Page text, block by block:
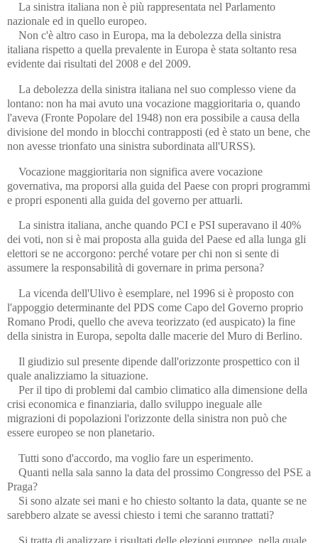
La sinistra italiana non è più rappresentata nel Parlamento
nazionale ed in quello europeo.
Non c'è altro caso in Europa, ma la debolezza della sinistra
italiana rispetto a quella prevalente in Europa è stata soltanto resa
evidente dai risultati del 2008 e del 2009.
La debolezza della sinistra italiana nel suo complesso viene da
lontano: non ha mai avuto una vocazione maggioritaria o, quando
l'aveva (Fronte Popolare del 1948) non era possibile a causa della
divisione del mondo in blocchi contrapposti (ed è stato un bene, che
non avesse trionfato una sinistra subordinata all'URSS).
Vocazione maggioritaria non significa avere vocazione
governativa, ma proporsi alla guida del Paese con propri programmi
e propri esponenti alla guida del governo per attuarli.
La sinistra italiana, anche quando PCI e PSI superavano il 40%
dei voti, non si è mai proposta alla guida del Paese ed alla lunga gli
elettori se ne accorgono: perché votare per chi non si sente di
assumere la responsabilità di governare in prima persona?
La vicenda dell'Ulivo è esemplare, nel 1996 si è proposto con
l'appoggio determinante del PDS come Capo del Governo proprio
Romano Prodi, quello che aveva teorizzato (ed auspicato) la fine
della sinistra in Europa, sepolta dalle macerie del Muro di Berlino.
Il giudizio sul presente dipende dall'orizzonte prospettico con il
quale analizziamo la situazione.
Per il tipo di problemi dal cambio climatico alla dimensione della
crisi economica e finanziaria, dallo sviluppo ineguale alle
migrazioni di popolazioni l'orizzonte della sinistra non può che
essere europeo se non planetario.
Tutti sono d'accordo, ma voglio fare un esperimento.
Quanti nella sala sanno la data del prossimo Congresso del PSE a
Praga?
Si sono alzate sei mani e ho chiesto soltanto la data, quante se ne
sarebbero alzate se avessi chiesto i temi che saranno trattati?
Si tratta di analizzare i risultati delle elezioni europee, nella quale